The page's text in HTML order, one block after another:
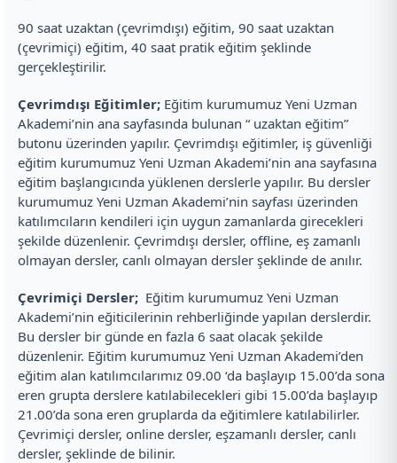
90 saat uzaktan (çevrimdışı) eğitim, 90 saat uzaktan
(çevrimiçi) eğitim, 40 saat pratik eğitim şeklinde
gerçekleştirilir.
Çevrimdışı Eğitimler; Eğitim kurumumuz Yeni Uzman
Akademi’nin ana sayfasında bulunan “ uzaktan eğitim”
butonu üzerinden yapılır. Çevrimdışı eğitimler, iş güvenliği
eğitim kurumumuz Yeni Uzman Akademi’nin ana sayfasına
eğitim başlangıcında yüklenen derslerle yapılır. Bu dersler
kurumumuz Yeni Uzman Akademi’nin sayfası üzerinden
katılımcıların kendileri için uygun zamanlarda girecekleri
şekilde düzenlenir. Çevrimdışı dersler, offline, eş zamanlı
olmayan dersler, canlı olmayan dersler şeklinde de anılır.
Çevrimiçi Dersler; Eğitim kurumumuz Yeni Uzman
Akademi’nin eğiticilerinin rehberliğinde yapılan derslerdir.
Bu dersler bir günde en fazla 6 saat olacak şekilde
düzenlenir. Eğitim kurumumuz Yeni Uzman Akademi’den
eğitim alan katılımcılarımız 09.00 ‘da başlayıp 15.00’da sona
eren grupta derslere katılabilecekleri gibi 15.00’da başlayıp
21.00’da sona eren gruplarda da eğitimlere katılabilirler.
Çevrimiçi dersler, online dersler, eşzamanlı dersler, canlı
dersler, şeklinde de bilinir.